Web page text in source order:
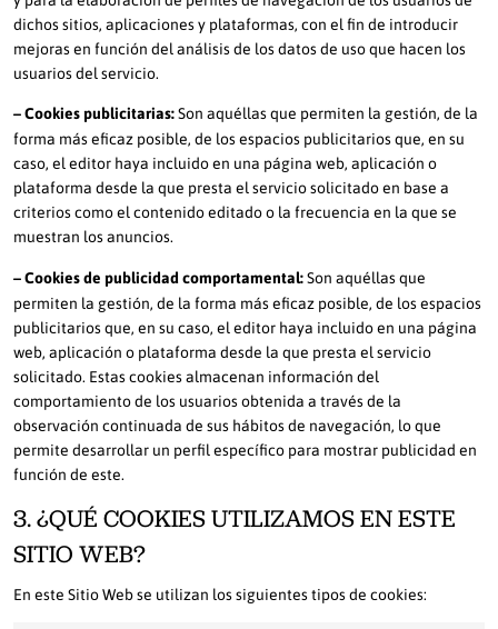
dichos sitios, aplicaciones y plataformas, con el fin de introducir
mejoras en función del análisis de los datos de uso que hacen los
usuarios del servicio.
– Cookies publicitarias:Son aquéllas que permiten la gestión, de la
forma más eficaz posible, de los espacios publicitarios que, en su
caso, el editor haya incluido en una página web, aplicación o
plataforma desde la que presta el servicio solicitado en base a
criterios como el contenido editado o la frecuencia en la que se
muestran los anuncios.
– Cookies de publicidad comportamental:Son aquéllas que
permiten la gestión, de la forma más eficaz posible, de los espacios
publicitarios que, en su caso, el editor haya incluido en una página
web, aplicación o plataforma desde la que presta el servicio
solicitado. Estas cookies almacenan información del
comportamiento de los usuarios obtenida a través de la
observación continuada de sus hábitos de navegación, lo que
permite desarrollar un perfil específico para mostrar publicidad en
función de este.
3. ¿QUÉ COOKIES UTILIZAMOS EN ESTE
SITIO WEB?
En este Sitio Web se utilizan los siguientes tipos de cookies: